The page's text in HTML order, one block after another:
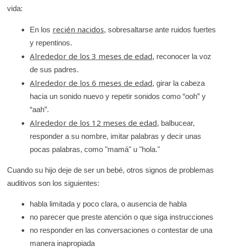
vida:
En los recién nacidos, sobresaltarse ante ruidos fuertes
y repentinos.
Alrededor de los 3 meses de edad, reconocer la voz
de sus padres.
Alrededor de los 6 meses de edad, girar la cabeza
hacia un sonido nuevo y repetir sonidos como “ooh” y
“aah”.
Alrededor de los 12 meses de edad, balbucear,
responder a su nombre, imitar palabras y decir unas
pocas palabras, como "mamá" u "hola."
Cuando su hijo deje de ser un bebé, otros signos de problemas
auditivos son los siguientes:
habla limitada y poco clara, o ausencia de habla
no parecer que preste atención o que siga instrucciones
no responder en las conversaciones o contestar de una
manera inapropiada